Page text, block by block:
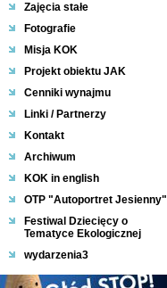
Zajęcia stałe
Fotografie
Misja KOK
Projekt obiektu JAK
Cenniki wynajmu
Linki / Partnerzy
Kontakt
Archiwum
KOK in english
OTP "Autoportret Jesienny"
Festiwal Dziecięcy o
Tematyce Ekologicznej
wydarzenia3